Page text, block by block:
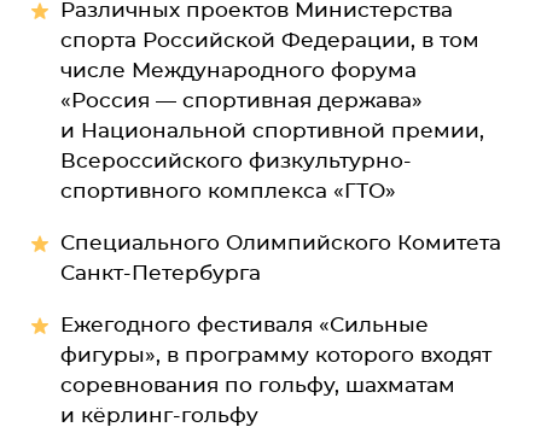
Различных проектов Министерства
спорта Российской Федерации, в том
числе Международного форума
«Россия — спортивная держава»
и Национальной спортивной премии,
Всероссийского физкультурно-
спортивного комплекса «ГТО»
Специального Олимпийского Комитета
Санкт-Петербурга
Ежегодного фестиваля «Сильные
фигуры», в программу которого входят
соревнования по гольфу, шахматам
и кёрлинг-гольфу